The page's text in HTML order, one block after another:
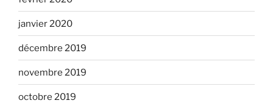
janvier 2020
décembre 2019
novembre 2019
octobre 2019